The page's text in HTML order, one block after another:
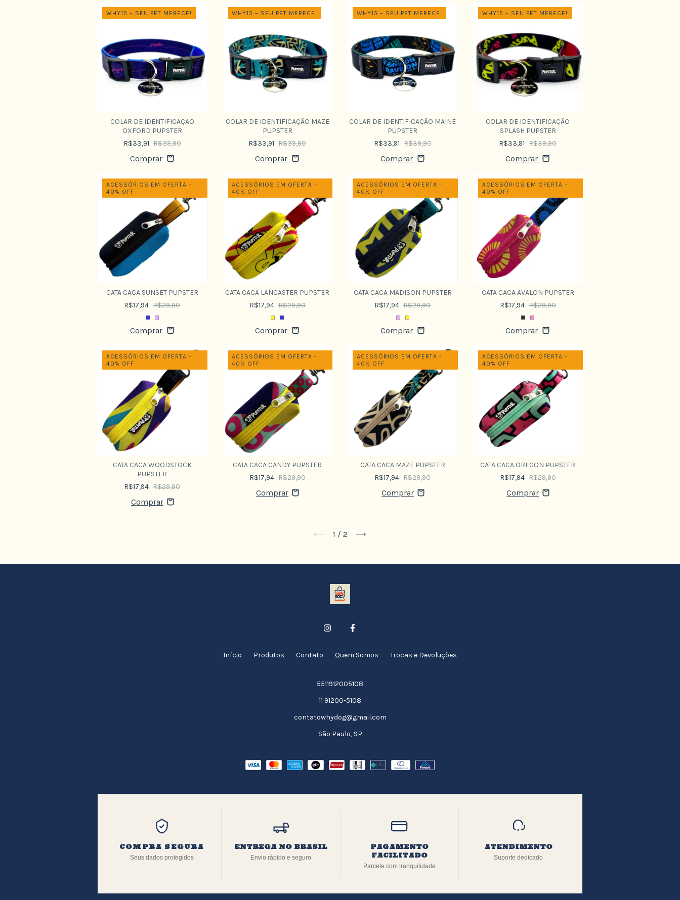
WHY15 – SEU PET MERECE!
COLAR DE IDENTIFICAÇAO
OXFORD PUPSTER
R$33,91 R$39,90
Comprar
WHY15 – SEU PET MERECE!
COLAR DE IDENTIFICAÇÃO MAZE
PUPSTER
R$33,91 R$39,90
Comprar
WHY15 – SEU PET MERECE!
COLAR DE IDENTIFICAÇÃO MAINE
PUPSTER
R$33,91 R$39,90
Comprar
WHY15 – SEU PET MERECE!
COLAR DE IDENTIFICAÇÃO
SPLASH PUPSTER
R$33,91 R$39,90
Comprar
ACESSÓRIOS EM OFERTA -
40% OFF
CATA CACA SUNSET PUPSTER
R$17,94 R$29,90
Comprar
ACESSÓRIOS EM OFERTA -
40% OFF
CATA CACA LANCASTER PUPSTER
R$17,94 R$29,90
Comprar
ACESSÓRIOS EM OFERTA -
40% OFF
CATA CACA MADISON PUPSTER
R$17,94 R$29,90
Comprar
ACESSÓRIOS EM OFERTA -
40% OFF
CATA CACA AVALON PUPSTER
R$17,94 R$29,90
Comprar
ACESSÓRIOS EM OFERTA -
40% OFF
CATA CACA WOODSTOCK
PUPSTER
R$17,94 R$29,90
ACESSÓRIOS EM OFERTA -
40% OFF
CATA CACA CANDY PUPSTER
R$17,94 R$29,90
ACESSÓRIOS EM OFERTA -
40% OFF
CATA CACA MAZE PUPSTER
R$17,94 R$29,90
ACESSÓRIOS EM OFERTA -
40% OFF
CATA CACA OREGON PUPSTER
R$17,94 R$29,90
1 / 2
Início Produtos Contato Quem Somos Trocas e Devoluções
5511912005108
11 91200-5108
contatowhydog@gmail.com
São Paulo, SP
COMPRA SEGURA
Seus dados protegidos
ENTREGA NO BRASIL
Envio rápido e seguro
PAGAMENTO
FACILITADO
Parcele com tranquilidade
ATENDIMENTO
Suporte dedicado